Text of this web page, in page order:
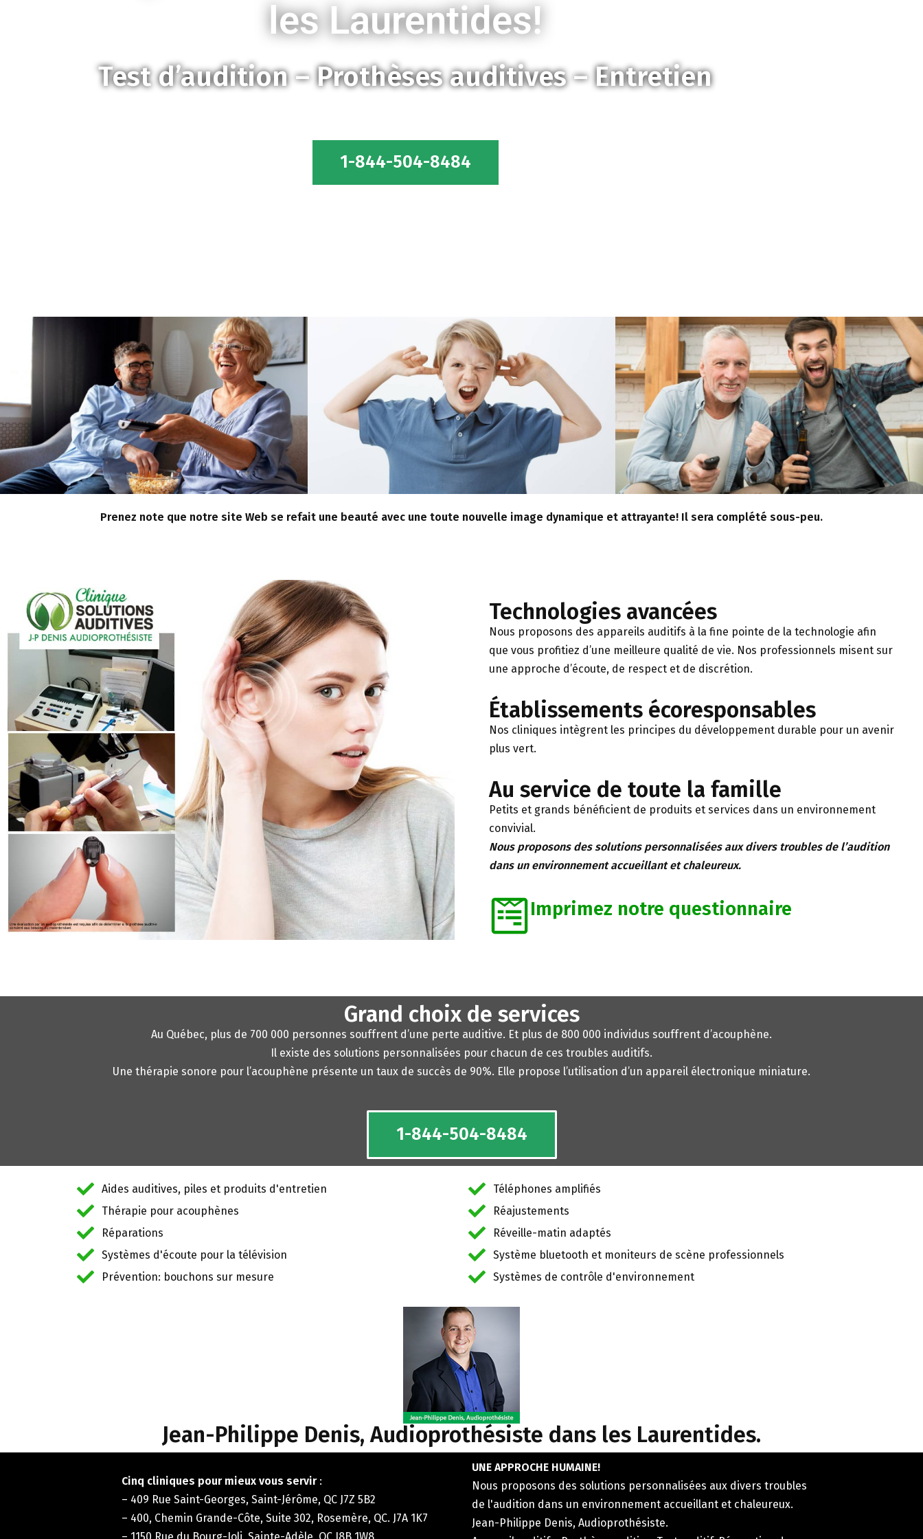
les Laurentides!
Test d’audition – Prothèses auditives – Entretien
1-844-504-8484
Prenez note que notre site Web se refait une beauté avec une toute nouvelle image dynamique et attrayante! Il sera complété sous-peu.
Technologies avancées
Nous proposons des appareils auditifs à la fine pointe de la technologie afin
que vous profitiez d’une meilleure qualité de vie. Nos professionnels misent sur
une approche d’écoute, de respect et de discrétion.
Établissements écoresponsables
Nos cliniques intègrent les principes du développement durable pour un avenir
plus vert.
Au service de toute la famille
Petits et grands bénéficient de produits et services dans un environnement
convivial.
Nous proposons des solutions personnalisées aux divers troubles de l’audition
dans un environnement accueillant et chaleureux.
Imprimez notre questionnaire
Grand choix de services
Au Québec, plus de 700 000 personnes souffrent d’une perte auditive. Et plus de 800 000 individus souffrent d’acouphène.
Il existe des solutions personnalisées pour chacun de ces troubles auditifs.
Une thérapie sonore pour l’acouphène présente un taux de succès de 90%. Elle propose l’utilisation d’un appareil électronique miniature.
1-844-504-8484
Aides auditives, piles et produits d'entretien
Thérapie pour acouphènes
Réparations
Systèmes d'écoute pour la télévision
Prévention: bouchons sur mesure
Téléphones amplifiés
Réajustements
Réveille-matin adaptés
Système bluetooth et moniteurs de scène professionnels
Systèmes de contrôle d'environnement
Jean-Philippe Denis, Audioprothésiste dans les Laurentides.
Cinq cliniques pour mieux vous servir:
– 409 Rue Saint-Georges, Saint-Jérôme, QC J7Z 5B2
– 400, Chemin Grande-Côte, Suite 302, Rosemère, QC. J7A 1K7
UNE APPROCHE HUMAINE!
Nous proposons des solutions personnalisées aux divers troubles
de l'audition dans un environnement accueillant et chaleureux.
Jean-Philippe Denis, Audioprothésiste.